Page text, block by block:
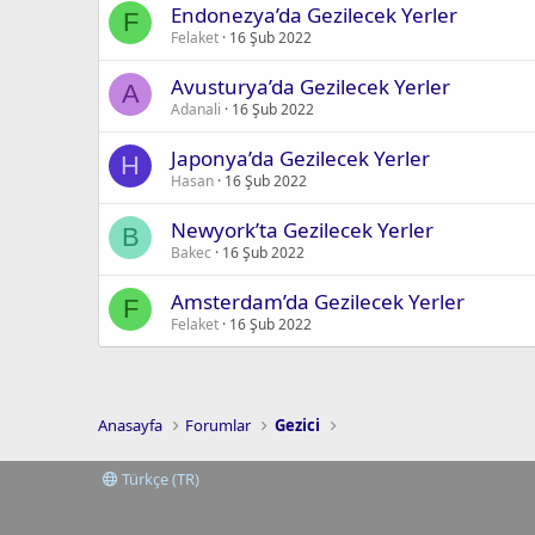
F Endonezya’da Gezilecek Yerler
Felaket 16 Şub 2022
A Avusturya’da Gezilecek Yerler
Adanali 16 Şub 2022
H Japonya’da Gezilecek Yerler
Hasan 16 Şub 2022
B Newyork’ta Gezilecek Yerler
Bakec 16 Şub 2022
F Amsterdam’da Gezilecek Yerler
Felaket 16 Şub 2022
Anasayfa Forumlar Gezici
Türkçe (TR)